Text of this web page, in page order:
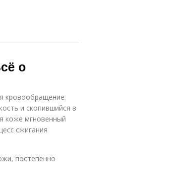
о
кровообращение.
и скопившийся в
коже мгновенный
сжигания
постепенно